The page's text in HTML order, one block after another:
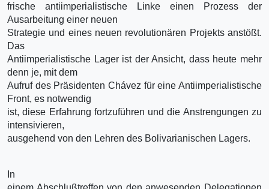
frische antiimperialistische Linke einen Prozess der
Ausarbeitung einer neuen
Strategie und eines neuen revolutionären Projekts anstößt.
Das
Antiimperialistische Lager ist der Ansicht, dass heute mehr
denn je, mit dem
Aufruf des Präsidenten Chávez für eine Antiimperialistische
Front, es notwendig
ist, diese Erfahrung fortzuführen und die Anstrengungen zu
intensivieren,
ausgehend von den Lehren des Bolivarianischen Lagers.
In